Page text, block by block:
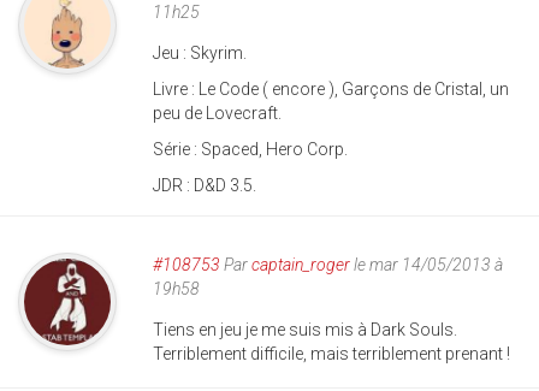
11h25
Jeu : Skyrim.
Livre : Le Code ( encore ), Garçons de Cristal, un
peu de Lovecraft.
Série : Spaced, Hero Corp.
JDR : D&D 3.5.
#108753 Parcaptain_rogerle mar 14/05/2013 à
19h58
Tiens en jeu je me suis mis à Dark Souls.
Terriblement difficile, mais terriblement prenant !